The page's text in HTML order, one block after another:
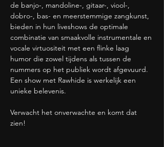
de banjo-, mandoline-, gitaar-, viool-,
dobro-, bas- en meerstemmige zangkunst,
bieden in hun liveshows de optimale
combinatie van smaakvolle instrumentale en
vocale virtuositeit met een flinke laag
humor die zowel tijdens als tussen de
nummers op het publiek wordt afgevuurd.
Een show met Rawhide is werkelijk een
unieke belevenis.
Verwacht het onverwachte en komt dat
zien!